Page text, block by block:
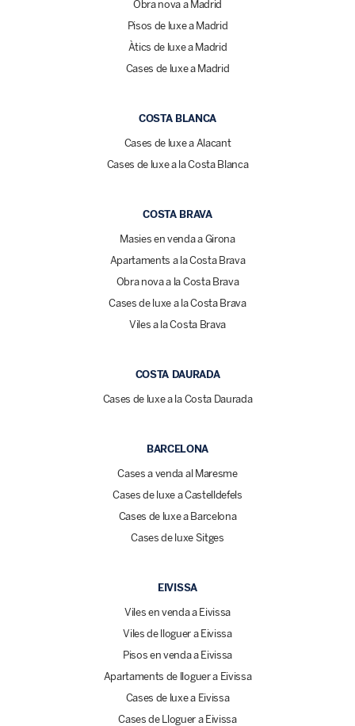
Obra nova a Madrid
Pisos de luxe a Madrid
Àtics de luxe a Madrid
Cases de luxe a Madrid
COSTA BLANCA
Cases de luxe a Alacant
Cases de luxe a la Costa Blanca
COSTA BRAVA
Masies en venda a Girona
Apartaments a la Costa Brava
Obra nova a la Costa Brava
Cases de luxe a la Costa Brava
Viles a la Costa Brava
COSTA DAURADA
Cases de luxe a la Costa Daurada
BARCELONA
Cases a venda al Maresme
Cases de luxe a Castelldefels
Cases de luxe a Barcelona
Cases de luxe Sitges
EIVISSA
Viles en venda a Eivissa
Viles de lloguer a Eivissa
Pisos en venda a Eivissa
Apartaments de lloguer a Eivissa
Cases de luxe a Eivissa
Cases de Lloguer a Eivissa